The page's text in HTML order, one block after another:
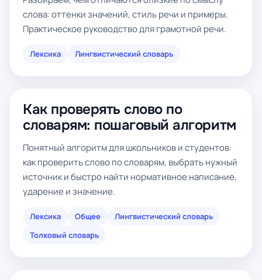
слова: оттенки значений, стиль речи и примеры.
Практическое руководство для грамотной речи.
Лексика Лингвистический словарь
Как проверять слово по
словарям: пошаговый алгоритм
Понятный алгоритм для школьников и студентов:
как проверить слово по словарям, выбрать нужный
источник и быстро найти нормативное написание,
ударение и значение.
Лексика Общее
Лингвистический словарь
Толковый словарь